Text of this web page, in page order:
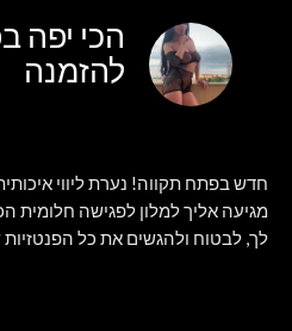
הכי יפה
להזמנה
חדש בפתח תקווה! נערת ליווי
מגיעה אליך למלון לפגישה חלומית
לך, לבטוח ולהגשים את כל